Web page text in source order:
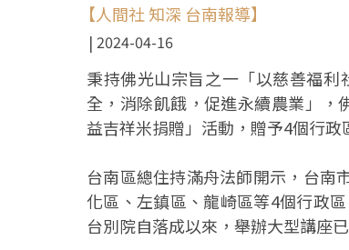
【人間社 知深 台南報導】
2024-04-16
秉持佛光山宗旨之一「以慈善福
全，消除飢餓，促進永續農業」，
益吉祥米捐贈」活動，贈予4個行
台南區總住持滿舟法師開示，台南
化區、左鎮區、龍崎區等4個行政
台別院自落成以來，舉辦大型講座